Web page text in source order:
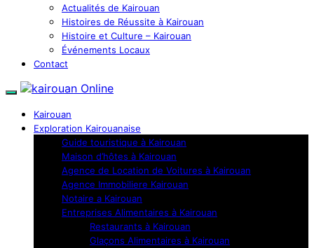
Actualités de Kairouan
Histoires de Réussite à Kairouan
Histoire et Culture – Kairouan
Événements Locaux
Contact
Kairouan
Exploration Kairouanaise
Guide touristique à Kairouan
Maison d’hôtes à Kairouan
Agence de Location de Voitures à Kairouan
Agence Immobiliere Kairouan
Notaire a Kairouan
Entreprises Alimentaires à Kairouan
Restaurants à Kairouan
Glaçons Alimentaires à Kairouan